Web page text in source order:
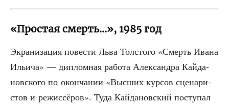
«Простая смерть…», 1985 год
Экра­ни­за­ция пове­сти Льва Тол­сто­го «Смерть Ива­на
Ильи­ча» — диплом­ная рабо­та Алек­сандра Кай­да­
нов­ско­го по окон­ча­нии «Выс­ших кур­сов сце­на­ри­
стов и режис­сё­ров». Туда Кай­да­нов­ский посту­пал